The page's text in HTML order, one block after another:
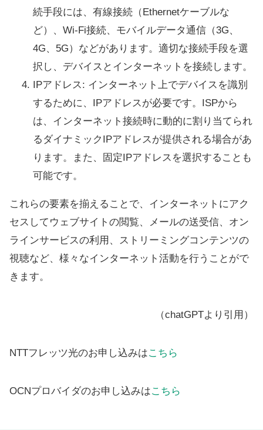
続手段には、有線接続（Ethernetケーブルな
ど）、Wi-Fi接続、モバイルデータ通信（3G、
4G、5G）などがあります。適切な接続手段を選
択し、デバイスとインターネットを接続します。
IPアドレス: インターネット上でデバイスを識別
するために、IPアドレスが必要です。ISPから
は、インターネット接続時に動的に割り当てられ
るダイナミックIPアドレスが提供される場合があ
ります。また、固定IPアドレスを選択することも
可能です。
これらの要素を揃えることで、インターネットにアク
セスしてウェブサイトの閲覧、メールの送受信、オン
ラインサービスの利用、ストリーミングコンテンツの
視聴など、様々なインターネット活動を行うことがで
きます。
（chatGPTより引用）
NTTフレッツ光のお申し込みはこちら
OCNプロバイダのお申し込みはこちら